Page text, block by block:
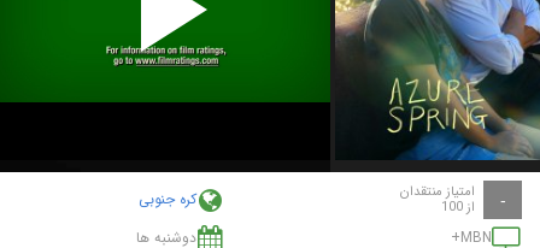
Play
- امتیاز منتقدان
از 100
کره جنوبی
MBN+
دوشنبه ها